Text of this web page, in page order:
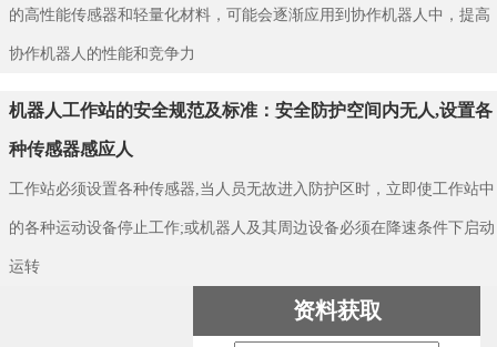
的高性能传感器和轻量化材料，可能会逐渐应用到协作机器人中，提高
协作机器人的性能和竞争力
机器人工作站的安全规范及标准：安全防护空间内无人,设置各
种传感器感应人
工作站必须设置各种传感器,当人员无故进入防护区时，立即使工作站中
的各种运动设备停止工作;或机器人及其周边设备必须在降速条件下启动
运转
资料获取